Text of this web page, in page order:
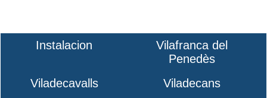
Instalacion
Vilafranca del
Penedès
Viladecavalls
Viladecans